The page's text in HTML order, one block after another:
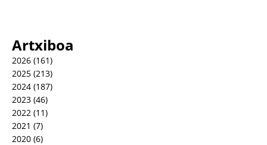
Artxiboa
2026 (161)
2025 (213)
2024 (187)
2023 (46)
2022 (11)
2021 (7)
2020 (6)